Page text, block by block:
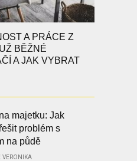
A PRÁCE Z
BĚŽNÉ
A JAK VYBRAT
majetku: Jak
problém s
na půdě
VERONIKA